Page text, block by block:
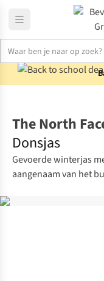
The North
Donsjas
Gevoerde winterjas
aangenaam van het